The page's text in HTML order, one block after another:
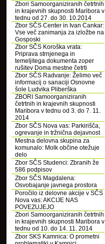
Zbori Samoorganiziranih četrtnih
in krajevnih skupnosti Maribora v
tednu od 27. do 30. 10.2014
Zbor SČS Center in Ivan Cankar:
Vse več zanimanja za izložbe na
Gosposki
Zbor SČS Koroška vrata:
Priprava strnjenega in
temeljitega dokumenta zoper
rušitev Doma mestne četrti
Zbor SČS Radvanje: Želimo več
informacij o sanaciji Osnovne
šole Ludvika Pliberška
ZBORI Samoorganiziranih
četrtnih in krajevnih skupnosti
Maribora v tednu od 3. do 7. 11.
2014
Zbor SČS Nova vas: Parkirišča,
ogrevanje in tržnična dejavnost
Mestna delovna skupina za
komunalo: Molk občine otežuje
delo
Zbor SČS Studenci: Zbranih že
586 podpisov
Zbor SČS Magdalena:
Osvobajanje javnega prostora
Poročilo iz delovne akcije v SČS
Nova vas: AKCIJE NAS
POVEZUJEJO
Zbori Samoorganiziranih četrtnih
in krajevnih skupnosti Maribora v
tednu od 10. do 14. 11. 2014
Zbor SKS Kamnica: O prometni